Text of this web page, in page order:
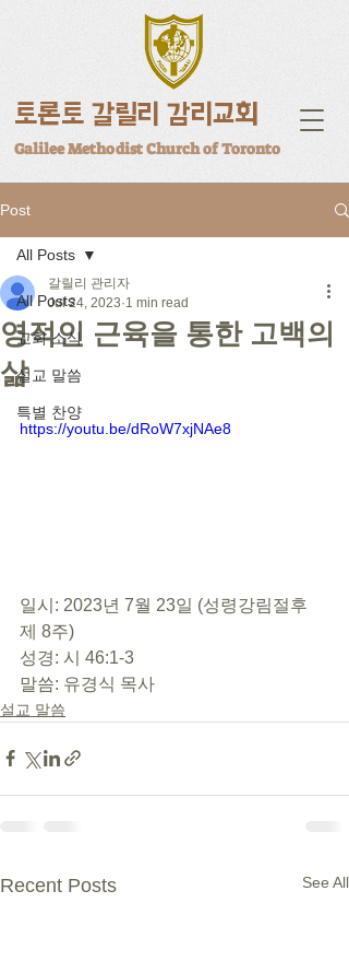
토론토 갈릴리 감리교회
Galilee Methodist Church of Toronto
Post
All Posts
교회 소식
설교 말씀
특별 찬양
All Posts
영적인 근육을 통한 고백의
삶
갈릴리 관리자
Jul 24, 2023 1 min read
https://youtu.be/dRoW7xjNAe8
일시: 2023년 7월 23일 (성령강림절후
제 8주)
성경: 시 46:1-3
말씀: 유경식 목사
설교 말씀
Recent Posts See All